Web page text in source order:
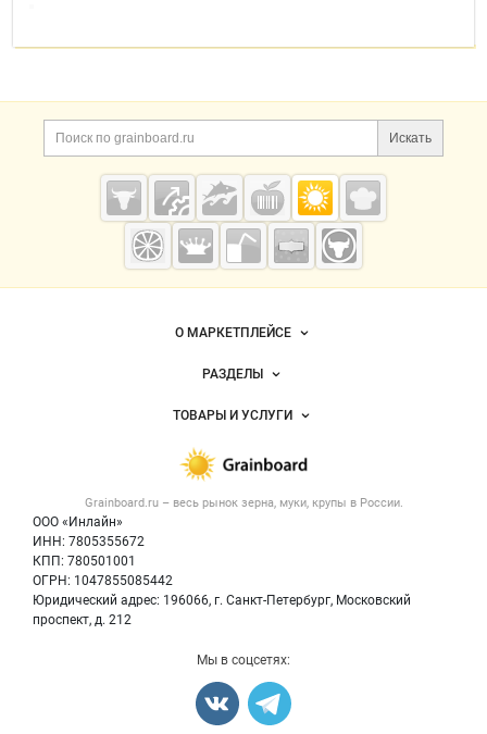
Дополнительная информация
Поиск по сайту и
Искать
Cсылки на полезные проекты
Grainboard.ru
— зерно и
мука
Важные разделы и контакты
Grainboard.ru – весь рынок зерна, муки, крупы в России.
ООО «Инлайн»
ИНН: 7805355672
КПП: 780501001
ОГРН: 1047855085442
Юридический адрес: 196066, г. Санкт-Петербург, Московский
проспект, д. 212
Навигация по сайтуО МАРКЕТПЛЕЙСЕ
Новости Grainboard.ru
Размещение рекламы
Публичная оферта
Контактная информация
Политика обработки персональных данных
РАЗДЕЛЫ
Объявления
Новости рынка
ТОВАРЫ И УСЛУГИ
Крупы
Мука
Мы в соцсетях: